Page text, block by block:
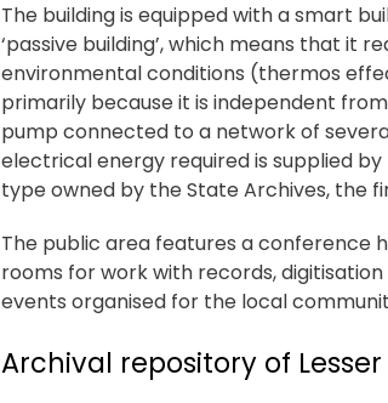
The building is equipped with a smart
‘passive building’, which means that it
environmental conditions (thermos
primarily because it is independent
pump connected to a network of
electrical energy required is supplied
type owned by the State Archives, the
The public area features a conference
rooms for work with records,
events organised for the local
Archival repository of